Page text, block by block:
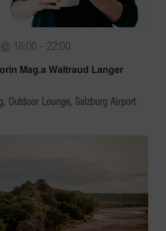
Mag.a Waltraud Langer
18:00 - 22:00
Outdoor Lounge, Salzburg Airport